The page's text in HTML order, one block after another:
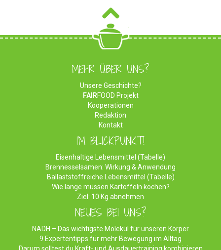
MEHR ÜBER UNS?
Unsere Geschichte?
FAIRFOOD Projekt
Kooperationen
Redaktion
Kontakt
IM BLICKPUNKT!
Eisenhaltige Lebensmittel (Tabelle)
Brennesselsamen: Wirkung & Anwendung
Ballaststoffreiche Lebensmittel (Tabelle)
Wie lange müssen Kartoffeln kochen?
Ziel: 10 Kg abnehmen
NEUES BEI UNS?
NADH – Das wichtigste Molekül für unseren Körper
9 Expertentipps für mehr Bewegung im Alltag